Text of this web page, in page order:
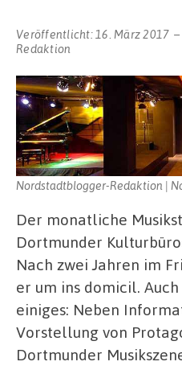
Veröffentlicht: 16. März 2017
Redaktion
Nordstadtblogger-Redaktion |
Der monatliche
Dortmunder
Nach zwei Jahren im
er um ins domicil.
einiges: Neben
Vorstellung von
Dortmunder